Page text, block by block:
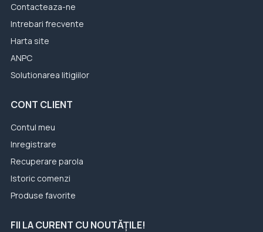
Contacteaza-ne
Intrebari frecvente
Harta site
ANPC
Solutionarea litigiilor
CONT CLIENT
Contul meu
Inregistrare
Recuperare parola
Istoric comenzi
Produse favorite
FII LA CURENT CU NOUTĂȚILE!